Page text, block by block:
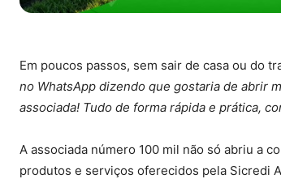
Em poucos passos, sem sair de casa ou do
no WhatsApp dizendo que gostaria de abrir
associada! Tudo de forma rápida e prática,
A associada número 100 mil não só abriu a
produtos e serviços oferecidos pela Sicredi